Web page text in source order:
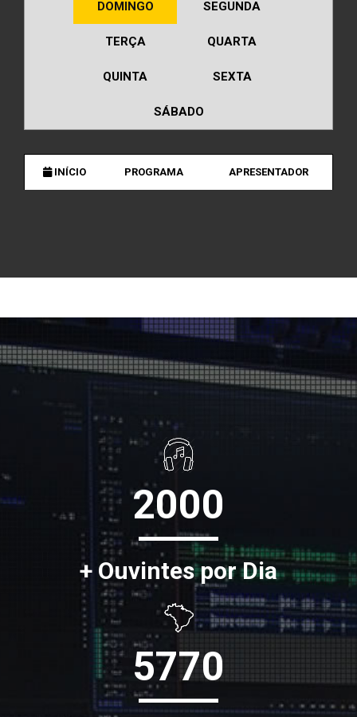
DOMINGO SEGUNDA
TERÇA QUARTA
QUINTA SEXTA
SÁBADO
INÍCIO PROGRAMA APRESENTADOR
2000
+ Ouvintes por Dia
5770